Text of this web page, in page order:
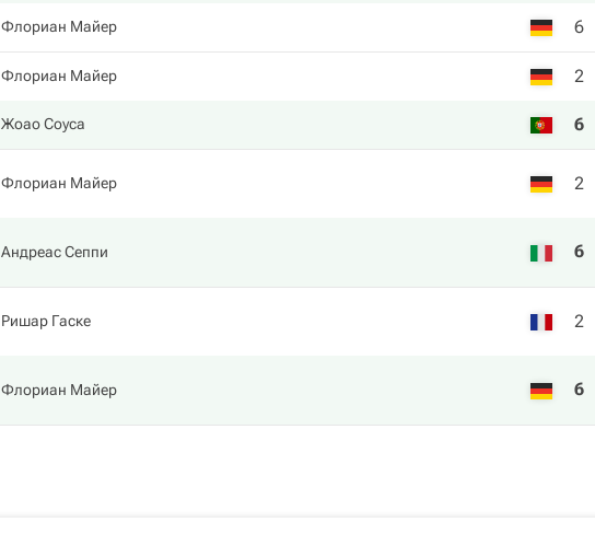
Флориан Майер 6
Флориан Майер 2
Жоао Соуса 6
Флориан Майер 2
Андреас Сеппи 6
Ришар Гаске 2
Флориан Майер 6